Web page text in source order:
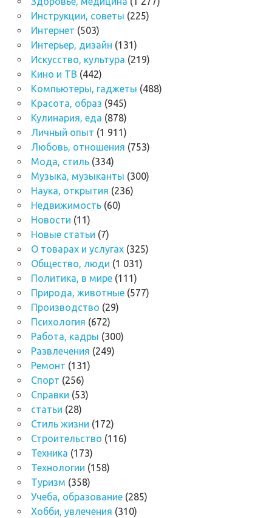
Инструкции, советы (225)
Интернет (503)
Интерьер, дизайн (131)
Искусство, культура (219)
Кино и ТВ (442)
Компьютеры, гаджеты (488)
Красота, образ (945)
Кулинария, еда (878)
Личный опыт (1 911)
Любовь, отношения (753)
Мода, стиль(334)
Музыка, музыканты (300)
Наука, открытия (236)
Недвижимость(60)
Новости (11)
Новые статьи (7)
О товарах и услугах(325)
Общество, люди (1 031)
Политика, в мире(111)
Природа, животные(577)
Производство (29)
Психология (672)
Работа, кадры (300)
Развлечения (249)
Ремонт (131)
Спорт (256)
Справки (53)
статьи (28)
Стиль жизни (172)
Строительство (116)
Техника (173)
Технологии (158)
Туризм (358)
Учеба, образование(285)
Хобби, увлечения (310)